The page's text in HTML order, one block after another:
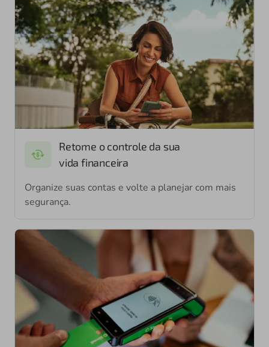
Retome o controle da sua
vida financeira
Organize suas contas e volte a planejar com mais
segurança.